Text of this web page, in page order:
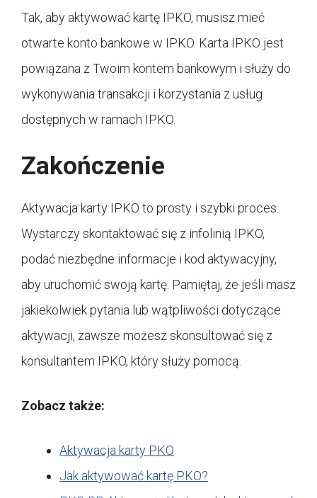
Tak, aby aktywować kartę IPKO, musisz mieć
otwarte konto bankowe w IPKO. Karta IPKO jest
powiązana z Twoim kontem bankowym i służy do
wykonywania transakcji i korzystania z usług
dostępnych w ramach IPKO.
Zakończenie
Aktywacja karty IPKO to prosty i szybki proces.
Wystarczy skontaktować się z infolinią IPKO,
podać niezbędne informacje i kod aktywacyjny,
aby uruchomić swoją kartę. Pamiętaj, że jeśli masz
jakiekolwiek pytania lub wątpliwości dotyczące
aktywacji, zawsze możesz skonsultować się z
konsultantem IPKO, który służy pomocą.
Zobacz także:
Aktywacja karty PKO
Jak aktywować kartę PKO?